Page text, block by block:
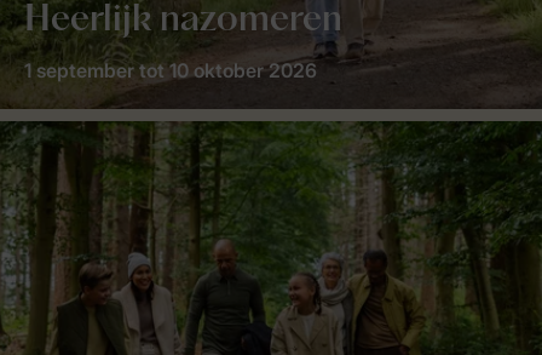
Heerlijk nazomeren
1 september tot 10 oktober 2026